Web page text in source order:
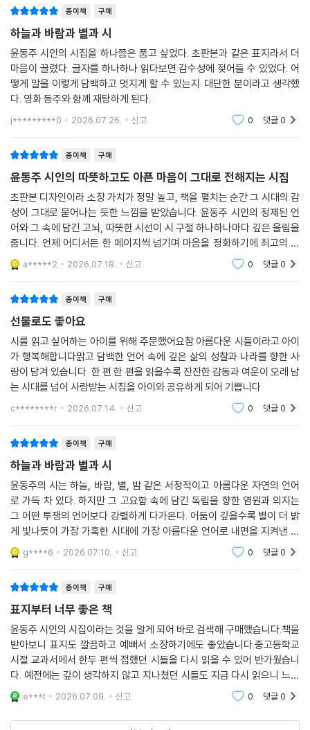
종이책 구매
하늘과 바람과 별과 시
윤동주 시인의 시집을 하나쯤은 품고 싶었다. 초판본과 같은 표지라서 더
마음이 끌렸다. 글자를 하나하나 읽다보면 감수성에 젖어들 수 있었다. 어
떻게 말을 이렇게 담백하고 멋지게 할 수 있는지. 대단한 분이라고 생각했
다. 영화 동주와 함께 재탕하게 된다.
j*********0 2026.07.26. 신고 0 댓글0
종이책 구매
윤동주 시인의 따뜻하고도 아픈 마음이 그대로 전해지는 시집
초판본 디자인이라 소장 가치가 정말 높고, 책을 펼치는 순간 그 시대의 감
성이 그대로 묻어나는 듯한 느낌을 받았습니다. 윤동주 시인의 정제된 언
어와 그 속에 담긴 고뇌, 따뜻한 시선이 시 구절 하나하나마다 깊은 울림을
줍니다. 언제 어디서든 한 페이지씩 넘기며 마음을 정화하기에 최고의 시
집입니다. 강력 추천합니다.
a*****2 2026.07.18. 신고 0 댓글0
종이책 구매
선물로도 좋아요
시를 읽고 싶어하는 아이를 위해 주문했어요참 아름다운 시들이라고 아이
가 행복해합니다맑고 담백한 언어 속에 깊은 삶의 성찰과 나라를 향한 사
랑이 담겨 있습니다 한 편 한 편을 읽을수록 잔잔한 감동과 여운이 오래 남
는 시대를 넘어 사랑받는 시집을 아이와 공유하게 되어 기쁩니다
c********r 2026.07.14. 신고 0 댓글0
종이책 구매
하늘과 바람과 별과 시
윤동주의 시는 하늘, 바람, 별, 밤 같은 서정적이고 아름다운 자연의 언어
로 가득 차 있다. 하지만 그 고요함 속에 담긴 독립을 향한 염원과 의지는
그 어떤 투쟁의 언어보다 강렬하게 다가온다. 어둠이 깊을수록 별이 더 밝
게 빛나듯이 가장 가혹한 시대에 가장 아름다운 언어로 내면을 지켜낸 시
인의 모습에서 문학이 가진 힘이 느껴진다.
g****6 2026.07.10. 신고 0 댓글0
종이책 구매
표지부터 너무 좋은 책
윤동주 시인의 시집이라는 것을 알게 되어 바로 검색해 구매했습니다.책을
받아보니 표지도 깔끔하고 예뻐서 소장하기에도 좋았습니다.중고등학교
시절 교과서에서 한두 편씩 접했던 시들을 다시 읽을 수 있어 반가웠습니
다. 예전에는 깊이 생각하지 않고 지나쳤던 시들도 지금 다시 읽으니 느낌
이 새롭게 다가왔습니다.시간을 두고 천천히 읽어보려고 합니다. 오래 곁
에 두고 가끔씩 꺼
e***t 2026.07.09. 신고 0 댓글0